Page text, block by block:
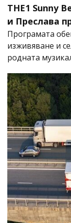
THE1 Sunny
и Преслава
Програмата
изживяване и
родната